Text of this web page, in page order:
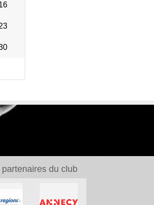
partenaires du club